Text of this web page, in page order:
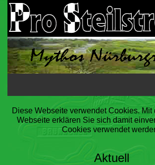
Startseite
Steilstrecke
Diese Webseite verwendet Cookies. Mit
Webseite erklären Sie sich damit
Cookies verwendet
Aktuell